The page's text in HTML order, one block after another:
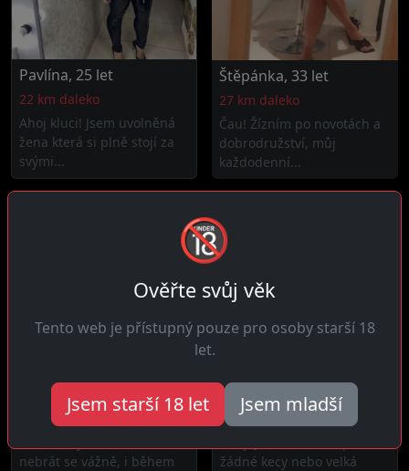
Pavlína, 25 let
22 km daleko
Ahoj kluci! Jsem uvolněná
žena která si plně stojí za
svými...
Štěpánka, 33 let
27 km daleko
Čau! Žízním po novotách a
dobrodružství, můj
každodenní...
Linda, 28 let
5 km daleko
nebrát se vážně, i během
Helena, 42 let
12 km daleko
žádné kecy nebo velká
🔞
Ověřte svůj věk
Tento web je přístupný pouze pro osoby starší 18
let.
Jsem starší 18 let Jsem mladší